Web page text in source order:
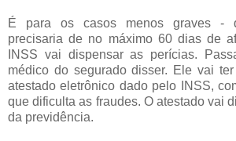
É para os casos menos graves -
precisaria de no máximo 60 dias de
INSS vai dispensar as perícias.
médico do segurado disser. Ele vai
atestado eletrônico dado pelo INSS,
que dificulta as fraudes. O atestado vai
da previdência.